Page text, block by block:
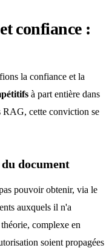
confiance :
la confiance et la
à part entière dans
RAG, cette conviction se
document
pouvoir obtenir, via le
auxquels il n'a
complexe en
soient propagées